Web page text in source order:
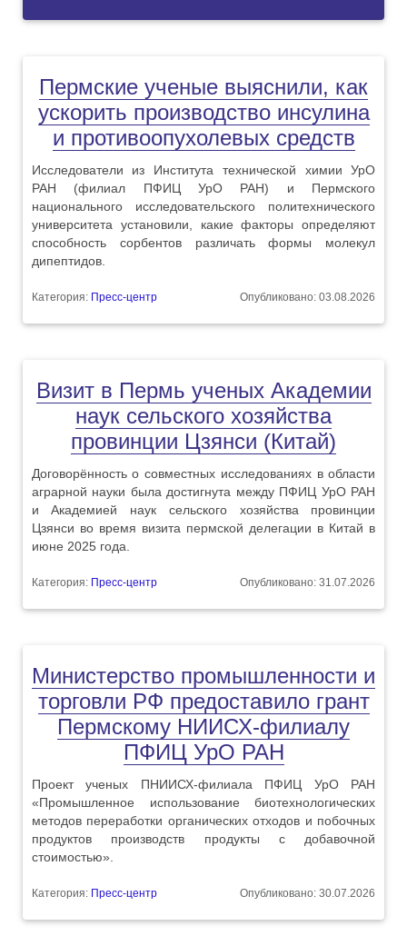
Пермские ученые выяснили, как
ускорить производство инсулина
и противоопухолевых средств
Исследователи из Института технической химии УрО
РАН (филиал ПФИЦ УрО РАН) и Пермского
национального исследовательского политехнического
университета установили, какие факторы определяют
способность сорбентов различать формы молекул
дипептидов.
Категория: Пресс-центр Опубликовано: 03.08.2026
Визит в Пермь ученых Академии
наук сельского хозяйства
провинции Цзянси (Китай)
Договорённость о совместных исследованиях в области
аграрной науки была достигнута между ПФИЦ УрО РАН
и Академией наук сельского хозяйства провинции
Цзянси во время визита пермской делегации в Китай в
июне 2025 года.
Категория: Пресс-центр Опубликовано: 31.07.2026
Министерство промышленности и
торговли РФ предоставило грант
Пермскому НИИСХ-филиалу
ПФИЦ УрО РАН
Проект ученых ПНИИСХ-филиала ПФИЦ УрО РАН
«Промышленное использование биотехнологических
методов переработки органических отходов и побочных
продуктов производств продукты с добавочной
стоимостью».
Категория: Пресс-центр Опубликовано: 30.07.2026